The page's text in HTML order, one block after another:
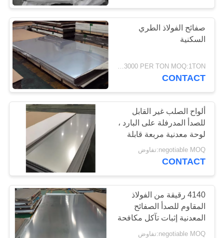
صفائح الفولاذ الطري
السكنية
USD1200-3000 PER TON MOQ:1TON
CONTACT
ألواح الصلب غير القابل
للصدأ المدرفلة على البارد ،
لوحة معدنية مربعة قابلة
للحام
negotiable MOQ:تفاوض
CONTACT
4140 رقيقة من الفولاذ
المقاوم للصدأ الصفائح
المعدنية إثبات تآكل مكافحة
الصدأ الكيميائية مستقرة
negotiable MOQ:تفاوض